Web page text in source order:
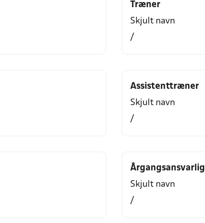
Træner
Skjult navn
/
Assistenttræner
Skjult navn
/
Årgangsansvarlig
Skjult navn
/